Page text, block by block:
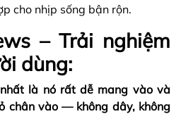
cho nhịp sống bận rộn.
– Trải nghiệm
dùng:
là nó rất dễ mang vào và
chân vào — không dây, không